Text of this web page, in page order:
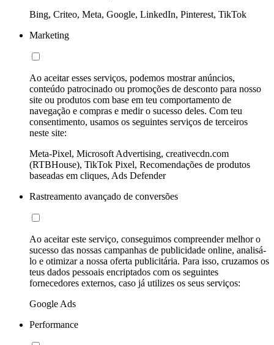
Bing, Criteo, Meta, Google, LinkedIn, Pinterest, TikTok
Marketing
Ao aceitar esses serviços, podemos mostrar anúncios,
conteúdo patrocinado ou promoções de desconto para nosso
site ou produtos com base em teu comportamento de
navegação e compras e medir o sucesso deles. Com teu
consentimento, usamos os seguintes serviços de terceiros
neste site:
Meta-Pixel, Microsoft Advertising, creativecdn.com
(RTBHouse), TikTok Pixel, Recomendações de produtos
baseadas em cliques, Ads Defender
Rastreamento avançado de conversões
Ao aceitar este serviço, conseguimos compreender melhor o
sucesso das nossas campanhas de publicidade online, analisá-
lo e otimizar a nossa oferta publicitária. Para isso, cruzamos os
teus dados pessoais encriptados com os seguintes
fornecedores externos, caso já utilizes os seus serviços:
Google Ads
Performance